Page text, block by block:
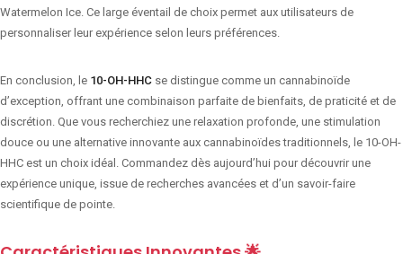
Watermelon Ice. Ce large éventail de choix permet aux utilisateurs de
personnaliser leur expérience selon leurs préférences.
En conclusion, le 10-OH-HHC se distingue comme un cannabinoïde
d’exception, offrant une combinaison parfaite de bienfaits, de praticité et de
discrétion. Que vous recherchiez une relaxation profonde, une stimulation
douce ou une alternative innovante aux cannabinoïdes traditionnels, le 10-OH-
HHC est un choix idéal. Commandez dès aujourd’hui pour découvrir une
expérience unique, issue de recherches avancées et d’un savoir-faire
scientifique de pointe.